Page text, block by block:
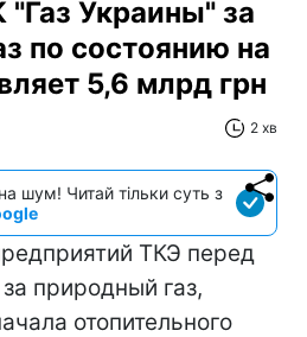
Украины" за
по состоянию на
5,6 млрд грн
2 хв
шум! Читай тільки суть з
ТКЭ перед
природный газ,
отопительного